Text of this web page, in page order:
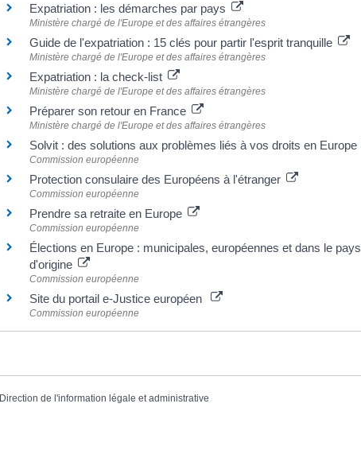
Expatriation : les démarches par pays
Ministère chargé de l'Europe et des affaires étrangères
Guide de l'expatriation : 15 clés pour partir l'esprit tranquille
Ministère chargé de l'Europe et des affaires étrangères
Expatriation : la check-list
Ministère chargé de l'Europe et des affaires étrangères
Préparer son retour en France
Ministère chargé de l'Europe et des affaires étrangères
Solvit : des solutions aux problèmes liés à vos droits en Europe
Commission européenne
Protection consulaire des Européens à l'étranger
Commission européenne
Prendre sa retraite en Europe
Commission européenne
Élections en Europe : municipales, européennes et dans le pays
d'origine
Commission européenne
Site du portail e-Justice européen
Commission européenne
Direction de l'information légale et administrative